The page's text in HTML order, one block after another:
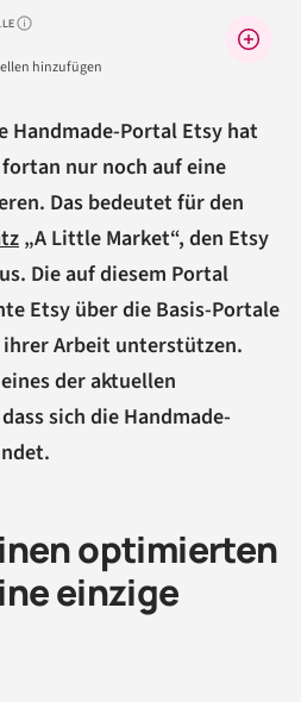
Warum lohnt sich das?
hinzufügen
Handmade-Portal Etsy hat
nur noch auf eine
Das bedeutet für den
„A Little Market“, den Etsy
Die auf diesem Portal
Etsy über die Basis-Portale
Arbeit unterstützen.
der aktuellen
sich die Handmade-
optimierten
einzige